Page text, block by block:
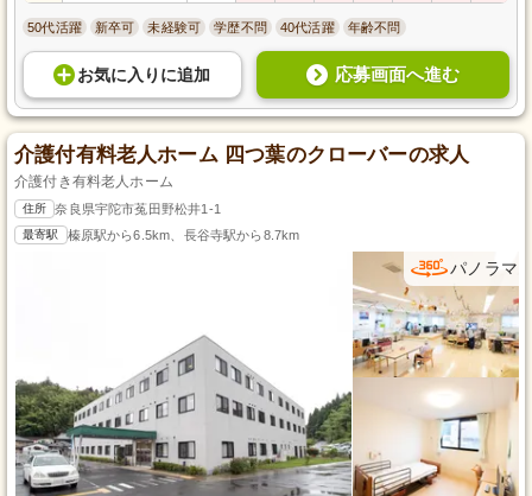
50代活躍 新卒可 未経験可 学歴不問 40代活躍 年齢不問
お気に入り に追加 応募画面へ進む
介護付有料老人ホーム 四つ葉のクローバーの求人
介護付き有料老人ホーム
住所 奈良県宇陀市菟田野松井1-1
最寄駅 榛原駅から6.5km、長谷寺駅から8.7km
パノラマ